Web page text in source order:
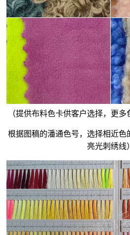
（提供布料色卡供客户选择，更多
根据图稿的潘通色号，选择相近色
亮光刺绣线）